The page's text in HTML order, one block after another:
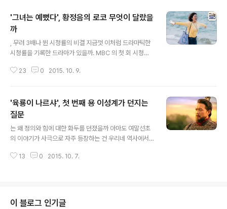
'그녀는 예뻤다', 황정음의 로코 무엇이 달랐을
까
, 무려 3배나 뛴 시청률의 비결 지금껏 이처럼 드라마틱한
시청률을 기록한 드라마가 있을까. MBC 의 첫 회 시청률
회생이 쉽지 않은 시청률 수치다. 하지만 이 드라마는 2회
간대 1위에 올라섰다. 시작과 비교하면 무려 3배나 뛴 것이
다. 무엇이 이런 드라마틱한 시청률의 원인이었을까. 그 첫
번째는 로맨틱 코미디에 대한 시청자들의 애초 기대감이
워낙 낮았다는 점이다. 사실상 지상파 드라마에서 로맨틱
려운 일이 되어가고 있다. 어디서 본 듯한 상황과 캐릭터들
23 0 2015. 10. 9.
'육룡이 나르샤', 첫 번째 용 이성계가 던지는
질문
는 왜 정의와 힘에 대한 화두를 던졌을까 아마도 여말선초
의 이야기가 사극으로 자주 등장하는 건 우리네 역사에서
했던 시기, 그 어둠을 깨치고 개혁을 꿈꾸던 사람들이 새로
템을 구축하는 정도전의 이야기를 통해 우리 시대에 부재
13 0 2015. 10. 7.
이 블로그 인기글